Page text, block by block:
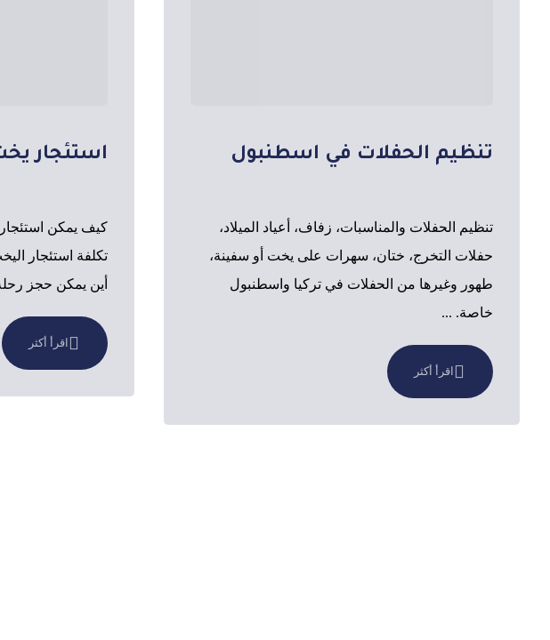
تنظيم الحفلات في اسطنبول
تنظيم الحفلات والمناسبات، زفاف، أعياد الميلاد،
حفلات التخرج، ختان، سهرات على يخت أو سفينة،
طهور وغيرها من الحفلات في تركيا واسطنبول
خاصة. ...
اقرأ أكثر
استئجار
تكلفة استئجار
أين يمكن حجز
اقرأ أكثر